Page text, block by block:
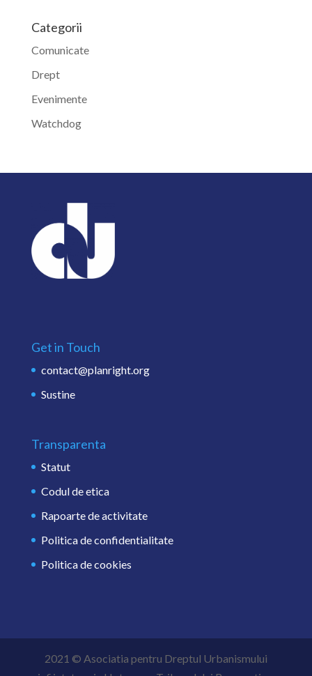
Categorii
Comunicate
Drept
Evenimente
Watchdog
Get in Touch
contact@planright.org
Sustine
Transparenta
Statut
Codul de etica
Rapoarte de activitate
Politica de confidentialitate
Politica de cookies
2021 © Asociatia pentru Dreptul Urbanismului